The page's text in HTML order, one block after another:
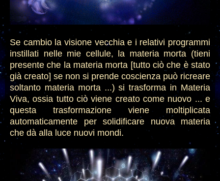
Se cambio la visione vecchia e i relativi programmi
instillati nelle mie cellule, la materia morta (tieni
presente che la materia morta [tutto ciò che è stato
già creato] se non si prende coscienza può ricreare
soltanto materia morta ...)si trasforma in Materia
Viva, ossia tutto ciò viene creato come nuovo ... e
questa trasformazione viene moltiplicata
automaticamente per solidificare nuova materia
che dà alla luce nuovi mondi.